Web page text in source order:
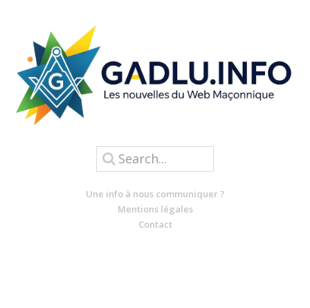
Une info à nous communiquer ?
Mentions légales
Contact